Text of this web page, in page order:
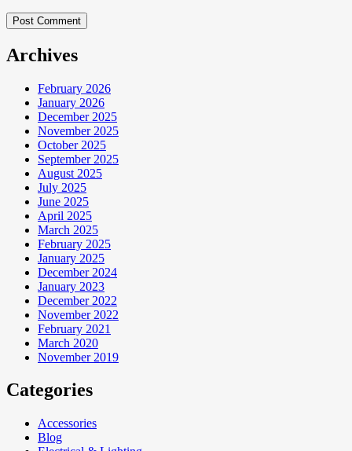
Post Comment
Archives
February 2026
January 2026
December 2025
November 2025
October 2025
September 2025
August 2025
July 2025
June 2025
April 2025
March 2025
February 2025
January 2025
December 2024
January 2023
December 2022
November 2022
February 2021
March 2020
November 2019
Categories
Accessories
Blog